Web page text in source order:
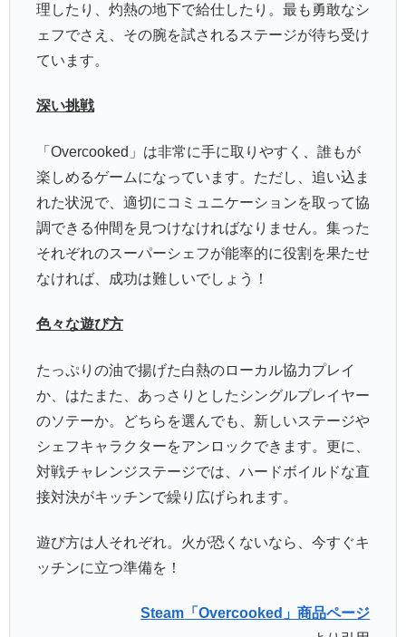
理したり、灼熱の地下で給仕したり。最も勇敢なシ
ェフでさえ、その腕を試されるステージが待ち受け
ています。
深い挑戦
「Overcooked」は非常に手に取りやすく、誰もが
楽しめるゲームになっています。ただし、追い込ま
れた状況で、適切にコミュニケーションを取って協
調できる仲間を見つけなければなりません。集った
それぞれのスーパーシェフが能率的に役割を果たせ
なければ、成功は難しいでしょう！
色々な遊び方
たっぷりの油で揚げた白熱のローカル協力プレイ
か、はたまた、あっさりとしたシングルプレイヤー
のソテーか。どちらを選んでも、新しいステージや
シェフキャラクターをアンロックできます。更に、
対戦チャレンジステージでは、ハードボイルドな直
接対決がキッチンで繰り広げられます。
遊び方は人それぞれ。火が恐くないなら、今すぐキ
ッチンに立つ準備を！
Steam 「Overcooked」商品ページ